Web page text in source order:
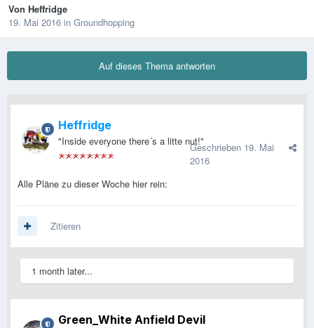
Von Heffridge
19. Mai 2016 in Groundhopping
Auf dieses Thema antworten
Heffridge
"Inside everyone there´s a litte nut!"Geschrieben 19. Mai
2016
Alle Pläne zu dieser Woche hier rein:
Zitieren
1 month later...
Green_White Anfield Devil